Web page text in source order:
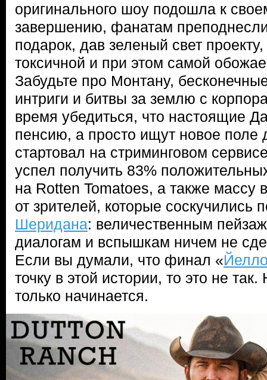
оригинального шоу подошла к
завершению, фанатам
подарок, дав зеленый свет
токсичной и при этом самой
Забудьте про Монтану,
интриги и битвы за землю с
время убедиться, что настоящие
пенсию, а просто ищут новое поле
стартовал на стриминговом
успел получить 83%
на Rotten Tomatoes, а также массу
от зрителей, которые
Шеридана: величественным
диалогам и вспышкам ничем не
Если вы думали, что финал «
точку в этой истории, то это не
только начинается.